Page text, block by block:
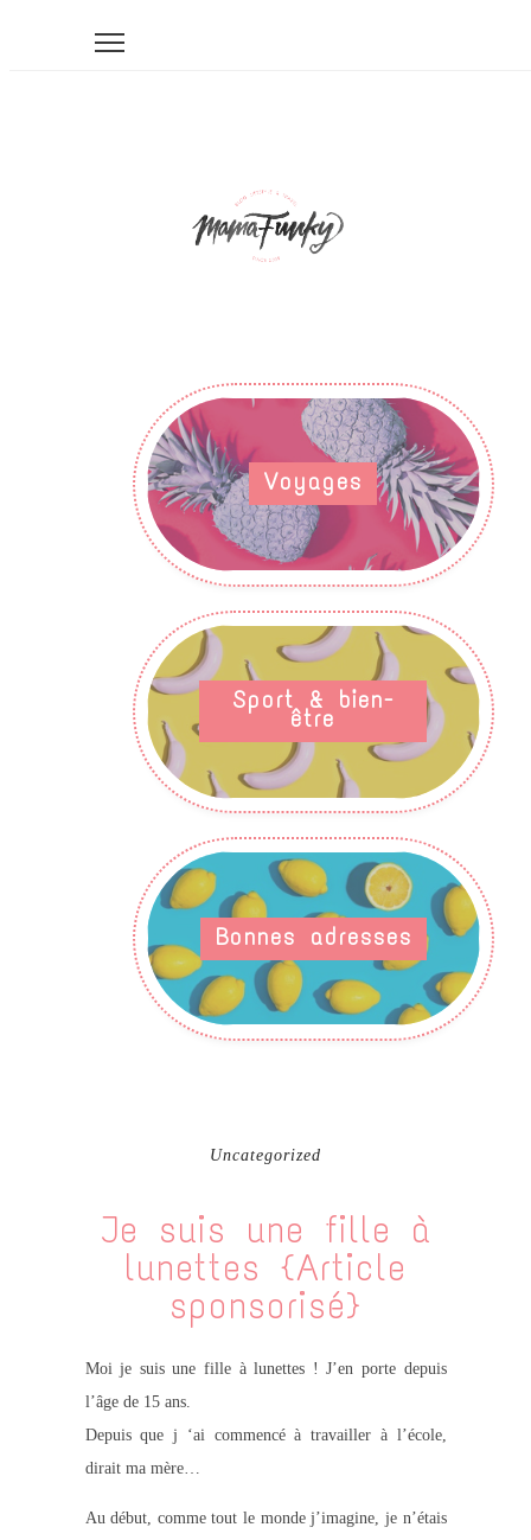
Voyages
Sport & bien-
être
Bonnes adresses
Uncategorized
Je suis une fille à
lunettes {Article
sponsorisé}
Moi je suis une fille à lunettes ! J’en porte depuis
l’âge de 15 ans.
Depuis que j ‘ai commencé à travailler à l’école,
dirait ma mère…
Au début, comme tout le monde j’imagine, je n’étais